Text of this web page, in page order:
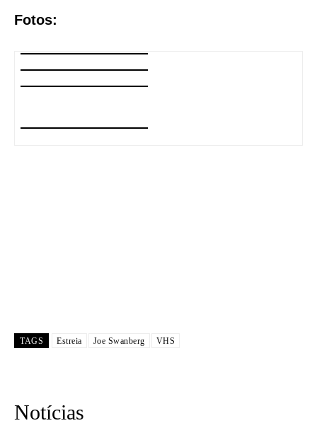
Fotos:
TAGS Estreia Joe Swanberg VHS
Notícias